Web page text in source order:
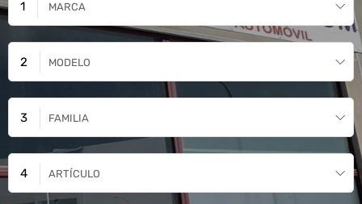
MARCA
MODELO
FAMILIA
ARTÍCULO